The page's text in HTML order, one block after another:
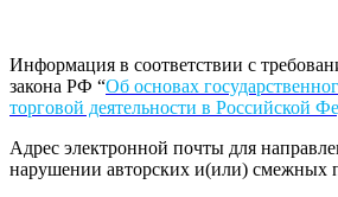
Информация в соответствии с
закона РФ “Об основах
торговой деятельности в Российской
Адрес электронной почты для
нарушении авторских и(или) смежных